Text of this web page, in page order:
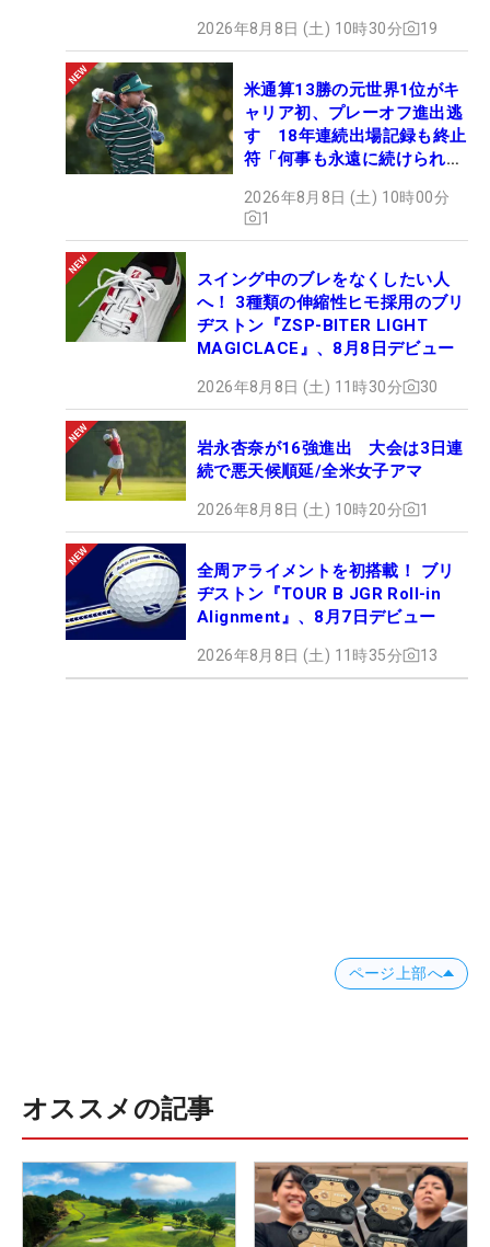
2026年8月8日 (土) 10時30分 19
米通算13勝の元世界1位がキ
ャリア初、プレーオフ進出逃
す 18年連続出場記録も終止
符「何事も永遠に続けられな
2026年8月8日 (土) 10時00分
1
スイング中のブレをなくしたい人
へ！ 3種類の伸縮性ヒモ採用のブリ
ヂストン『ZSP-BITER LIGHT
MAGICLACE』、8月8日デビュー
2026年8月8日 (土) 11時30分 30
岩永杏奈が16強進出 大会は3日連
続で悪天候順延/全米女子アマ
2026年8月8日 (土) 10時20分 1
全周アライメントを初搭載！ ブリ
ヂストン『TOUR B JGR Roll-in
Alignment』、8月7日デビュー
2026年8月8日 (土) 11時35分 13
ページ上部へ
オススメの記事